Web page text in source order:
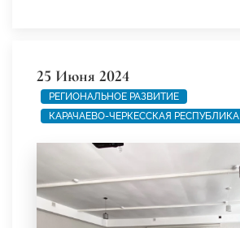
25 Июня 2024
РЕГИОНАЛЬНОЕ РАЗВИТИЕ
КАРАЧАЕВО-ЧЕРКЕССКАЯ РЕСПУБЛИКА